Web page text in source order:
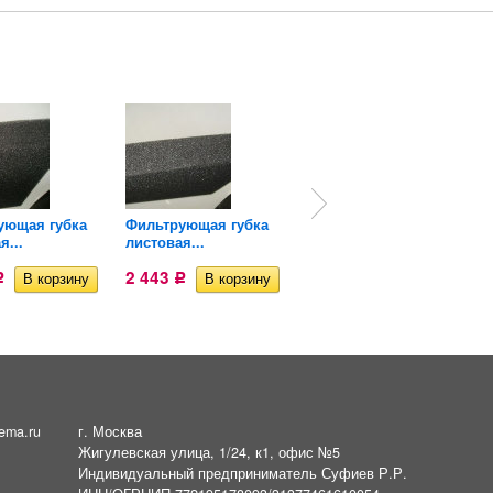
губка
Фильтрующая губка
листовая...
2 443 Р
Фильтр внутренний
г. Москва
Жигулевская улица, 1/24, к1, офис №5
Индивидуальный предприниматель Суфиев Р.Р.